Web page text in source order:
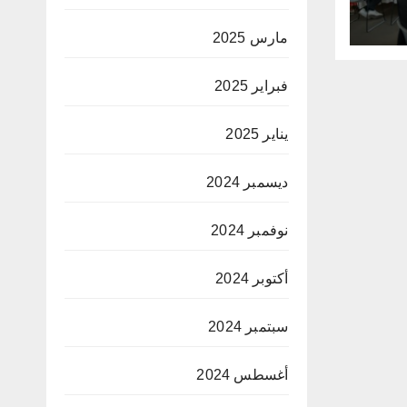
مارس 2025
فبراير 2025
يناير 2025
ديسمبر 2024
نوفمبر 2024
أكتوبر 2024
سبتمبر 2024
أغسطس 2024